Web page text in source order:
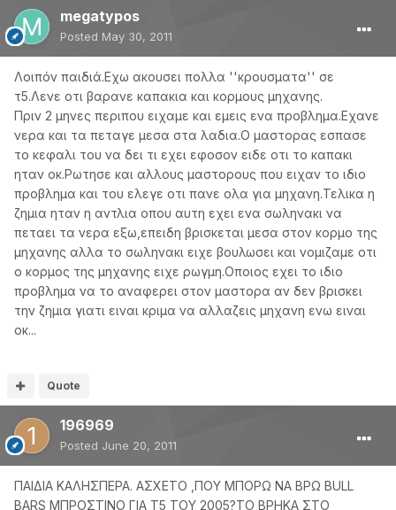
megatypos
Posted May 30, 2011
Λοιπόν παιδιά.Εχω ακουσει πολλα ''κρουσματα'' σε
τ5.Λενε οτι βαρανε καπακια και κορμους μηχανης.
Πριν 2 μηνες περιπου ειχαμε και εμεις ενα προβλημα.Εχανε
νερα και τα πεταγε μεσα στα λαδια.Ο μαστορας εσπασε
το κεφαλι του να δει τι εχει εφοσον ειδε οτι το καπακι
ηταν οκ.Ρωτησε και αλλους μαστορους που ειχαν το ιδιο
προβλημα και του ελεγε οτι πανε ολα για μηχανη.Τελικα η
ζημια ηταν η αντλια οπου αυτη εχει ενα σωληνακι να
πεταει τα νερα εξω,επειδη βρισκεται μεσα στον κορμο της
μηχανης αλλα το σωληνακι ειχε βουλωσει και νομιζαμε οτι
ο κορμος της μηχανης ειχε ρωγμη.Οποιος εχει το ιδιο
προβλημα να το αναφερει στον μαστορα αν δεν βρισκει
την ζημια γιατι ειναι κριμα να αλλαζεις μηχανη ενω ειναι
οκ...
Quote
196969
Posted June 20, 2011
ΠΑΙΔΙΑ ΚΑΛΗΣΠΕΡΑ. ΑΣΧΕΤΟ ,ΠΟΥ ΜΠΟΡΩ ΝΑ ΒΡΩ BULL
BARS ΜΠΡΟΣΤΙΝΟ ΓΙΑ Τ5 ΤΟΥ 2005?ΤΟ ΒΡΗΚΑ ΣΤΟ